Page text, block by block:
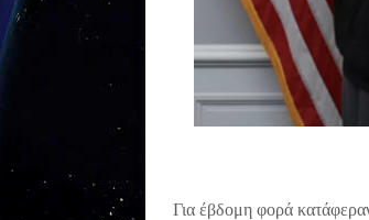
Για έβδομη φορά